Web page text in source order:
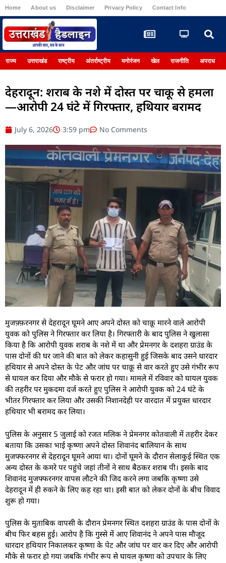
Home About us Disclaimer Privacy Policy Contact Info
राज्य उत्तराखंड राष्ट्रीय अंतर्राष्ट्रीय मनोरंजन खेल राजनीति अपराध
देहरादून: शराब के नशे में दोस्त पर चाकू से हमला
—आरोपी 24 घंटे में गिरफ्तार, हथियार बरामद
July 6, 2026 3:59 pm No Comments
मुजफ़्फ़रनगर से देहरादून घूमने आए अपने दोस्त को चाक़ू मारने वाले आरोपी
युवक को पुलिस ने गिरफ्तार कर लिया है। गिरफ्तारी के बाद पुलिस ने खुलासा
किया है कि आरोपी युवक शराब के नशे में था और प्रेमनगर के दशहरा ग्राउंड के
पास दोनों की घर जाने की बात को लेकर कहासुनी हुई जिसके बाद उसने धारदार
हथियार से अपने दोस्त के पेट और जांघ पर चाक़ू से वार करते हुए उसे गंभीर रूप
से घायल कर दिया और मौके से फरार हो गया। मामले में रविवार को घायल युवक
की तहरीर पर मुकदमा दर्ज करते हुए पुलिस ने आरोपी युवक को 24 घंटे के
भीतर गिरफ्तार कर लिया और उसकी निशानदेही पर वारदात में प्रयुक्त धारदार
हथियार भी बरामद कर लिया।
पुलिस के अनुसार 5 जुलाई को रजत मलिक ने प्रेमनगर कोतवाली में तहरीर देकर
बताया कि उसका भाई कृष्णा अपने दोस्त शिवानंद बालियान के साथ
मुजफ्फरनगर से देहरादून घूमने आया था। दोनों घूमने के दौरान सेलाकुई स्थित एक
अन्य दोस्त के कमरे पर पहुंचे जहां तीनों ने साथ बैठकर शराब पी। इसके बाद
शिवानंद मुजफ्फरनगर वापस लौटने की जिद करने लगा जबकि कृष्णा उसे
देहरादून में ही रुकने के लिए कह रहा था। इसी बात को लेकर दोनों के बीच विवाद
शुरू हो गया।
पुलिस के मुताबिक वापसी के दौरान प्रेमनगर स्थित दशहरा ग्राउंड के पास दोनों के
बीच फिर बहस हुई। आरोप है कि गुस्से में आए शिवानंद ने अपने पास मौजूद
धारदार हथियार निकालकर कृष्णा के पेट और जांघ पर वार कर दिए और आरोपी
मौके से फरार हो गया जबकि गंभीर रूप से घायल कृष्णा को उपचार के लिए